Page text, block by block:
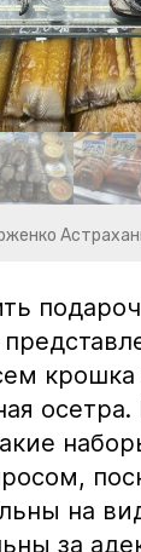
крошка
на
за